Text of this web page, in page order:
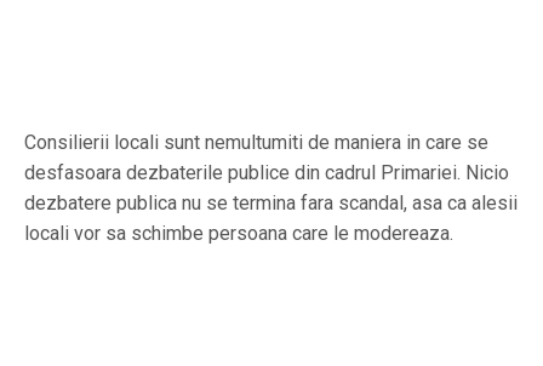
Consilierii locali sunt nemultumiti de maniera in care se
desfasoara dezbaterile publice din cadrul Primariei. Nicio
dezbatere publica nu se termina fara scandal, asa ca alesii
locali vor sa schimbe persoana care le modereaza.